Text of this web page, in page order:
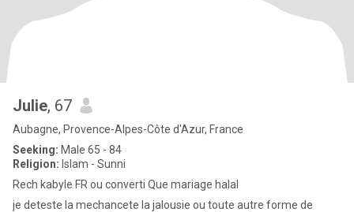
Julie, 67
Aubagne, Provence-Alpes-Côte d'Azur, France
Seeking: Male 65 - 84
Religion: Islam - Sunni
Rech kabyle FR ou converti Que mariage halal
je deteste la mechancete la jalousie ou toute autre forme de